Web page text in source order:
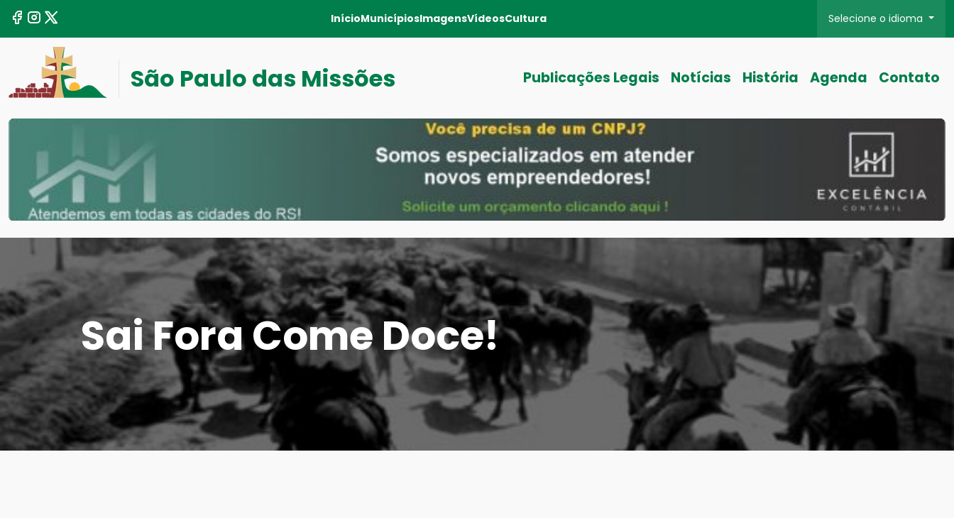
InícioMunicípiosImagensVídeosCultura Selecione o idioma
São Paulo das Missões Publicações Legais Notícias História Agenda Contato
Sai Fora Come Doce!